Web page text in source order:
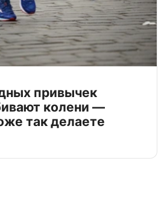
привычек
колени —
так делаете